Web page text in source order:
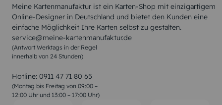
Meine Kartenmanufaktur ist ein Karten-Shop mit einzigartigem
Online-Designer in Deutschland und bietet den Kunden eine
einfache Möglichkeit Ihre Karten selbst zu gestalten.
service@meine-kartenmanufaktur.de
(Antwort Werktags in der Regel
innerhalb von 24 Stunden)
Hotline: 0911 47 71 80 65
(Montag bis Freitag von 09:00 –
12:00 Uhr und 13:00 – 17:00 Uhr)